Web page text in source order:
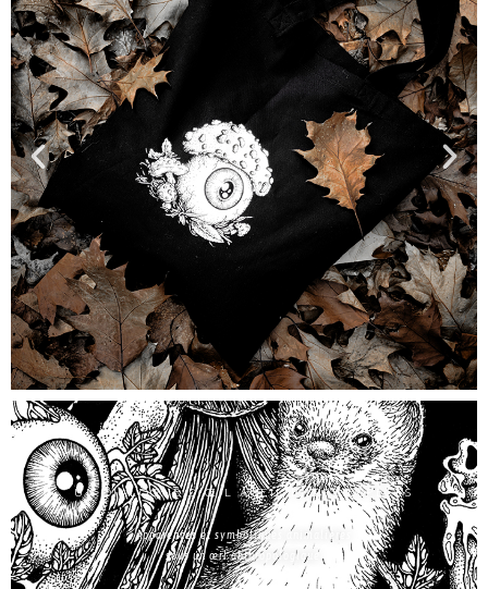
UN DIALOGUE D’ŒIL À ŒIL ENTRE ESPÈCES
Apparences et symboliques animalières
sous un œil anthropologique